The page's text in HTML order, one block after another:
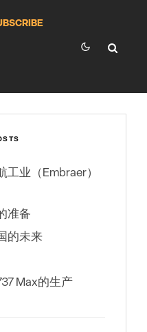
业（Embraer）
准备
的未来
Max的生产